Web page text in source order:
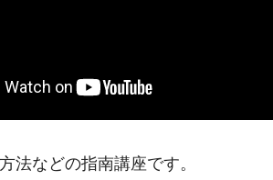
法などの指南講座です。